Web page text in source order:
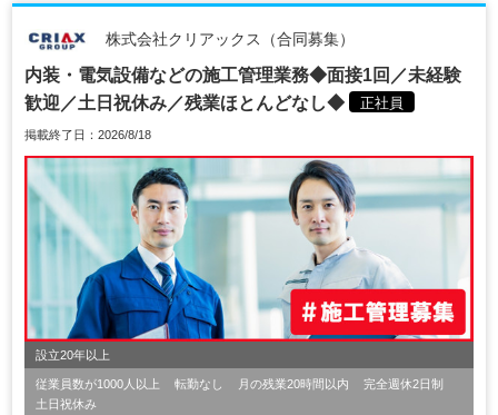
株式会社クリアックス（合同募集）
内装・電気設備などの施工管理業務◆面接1回／未経験
歓迎／土日祝休み／残業ほとんどなし◆
正社員
掲載終了日：2026/8/18
設立20年以上
従業員数が1000人以上 転勤なし 月の残業20時間以内
完全週休2日制
土日祝休み